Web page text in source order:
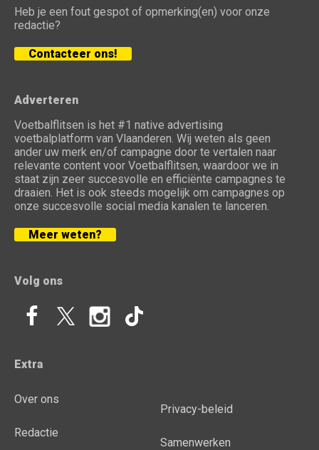
Heb je een fout gespot of opmerking(en) voor onze
redactie?
Contacteer ons!
Adverteren
Voetbalflitsen is het #1 native advertising
voetbalplatform van Vlaanderen. Wij weten als geen
ander uw merk en/of campagne door te vertalen naar
relevante content voor Voetbalflitsen, waardoor we in
staat zijn zeer succesvolle en efficiënte campagnes te
draaien. Het is ook steeds mogelijk om campagnes op
onze succesvolle social media kanalen te lanceren.
Meer weten?
Volg ons
Extra
Over ons
Redactie
Privacy-beleid
Samenwerken